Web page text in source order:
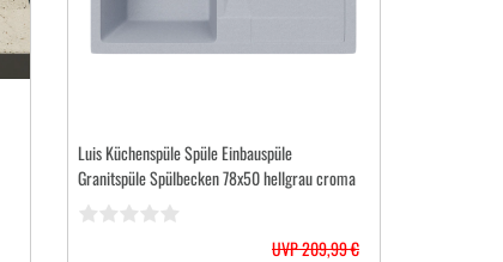
Luis Küchenspüle Spüle Einbauspüle
Granitspüle Spülbecken 78x50 hellgrau croma
UVP 209,99 €